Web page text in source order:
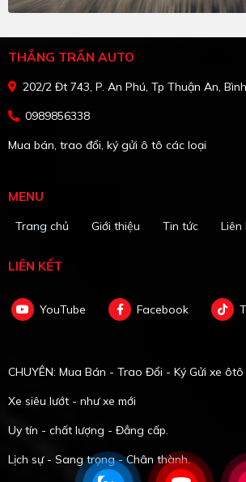
THẮNG TRẦN AUTO
202/2 Đt 743, P. An Phú, Tp Thuận An,
0989856338
Mua bán, trao đổi, ký gửi ô tô các loại
MENU
Trang chủ Giới thiệu Tin tức Liên
LIÊN KẾT
YouTube Facebook
CHUYÊN: Mua Bán - Trao Đổi - Ký Gửi xe ôtô
Xe siêu lướt - như xe mới
Uy tín - chất lượng - Đẳng cấp.
Lịch sự - Sang trọng - Chân thành.